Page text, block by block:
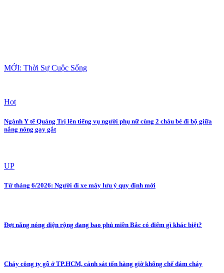
MỚI: Thời Sự Cuộc Sống
Hot
Ngành Y tế Quảng Trị lên tiếng vụ người phụ nữ cùng 2 cháu bé đi bộ giữa
nắng nóng gay gắt
UP
Từ tháng 6/2026: Người đi xe máy lưu ý quy định mới
Đợt nắng nóng diện rộng đang bao phủ miền Bắc có điểm gì khác biệt?
Cháy công ty gỗ ở TP.HCM, cảnh sát tốn hàng giờ khống chế đám cháy